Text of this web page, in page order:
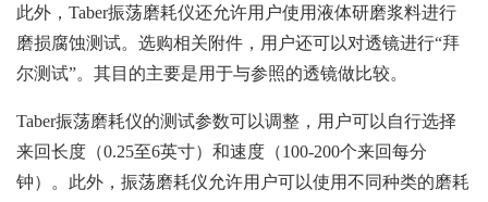
此外，Taber振荡磨耗仪还允许用户使用液体研磨浆料进行
磨损腐蚀测试。选购相关附件，用户还可以对透镜进行“拜
尔测试”。其目的主要是用于与参照的透镜做比较。
Taber振荡磨耗仪的测试参数可以调整，用户可以自行选择
来回长度（0.25至6英寸）和速度（100-200个来回每分
钟）。此外，振荡磨耗仪允许用户可以使用不同种类的磨耗